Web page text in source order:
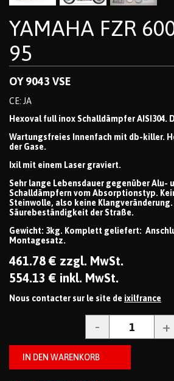
YAMAHA FZR
95
OY 9043 VSE
CE: JA
Hexoval full inox Schalldämpfer AISI304.
Wartungsfreies Innenfach mit db-killer.
der Gase.
Ixil mit einem Laser graviert.
Sehr lange Lebensdauer gegenüber Alu-
Schalldämpfern vom Absorptionstyp.
Steinwolle, also keine
Säurebeständigkeit der Straße.
Gewicht: 3kg. Komplett geliefert:
Montagesatz.
461.78 € zzgl. MwSt.
554.13 € inkl. MwSt.
Nous contacter sur le site de ixilfrance